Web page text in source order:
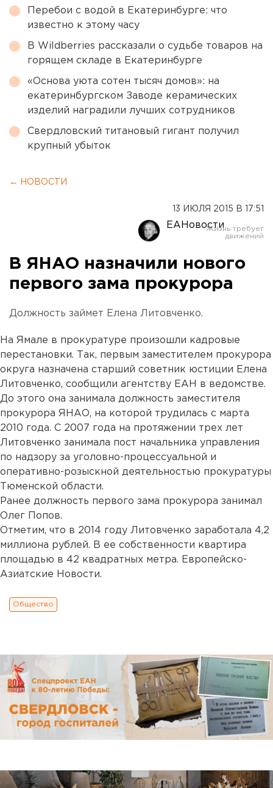
Перебои с водой в Екатеринбурге: что
известно к этому часу
В Wildberries рассказали о судьбе товаров на
горящем складе в Екатеринбурге
«Основа уюта сотен тысяч домов»: на
екатеринбургском Заводе керамических
изделий наградили лучших сотрудников
Свердловский титановый гигант получил
крупный убыток
← НОВОСТИ
13 ИЮЛЯ 2015 В 17:51
ЕАНовости
В ЯНАО назначили нового
первого зама прокурора
Должность займет Елена Литовченко.
На Ямале в прокуратуре произошли кадровые
перестановки. Так, первым заместителем прокурора
округа назначена старший советник юстиции Елена
Литовченко, сообщили агентству ЕАН в ведомстве.
До этого она занимала должность заместителя
прокурора ЯНАО, на которой трудилась с марта
2010 года. С 2007 года на протяжении трех лет
Литовченко занимала пост начальника управления
по надзору за уголовно-процессуальной и
оперативно-розыскной деятельностью прокуратуры
Тюменской области.
Ранее должность первого зама прокурора занимал
Олег Попов.
Отметим, что в 2014 году Литовченко заработала 4,2
миллиона рублей. В ее собственности квартира
площадью в 42 квадратных метра. Европейско-
Азиатские Новости.
Общество